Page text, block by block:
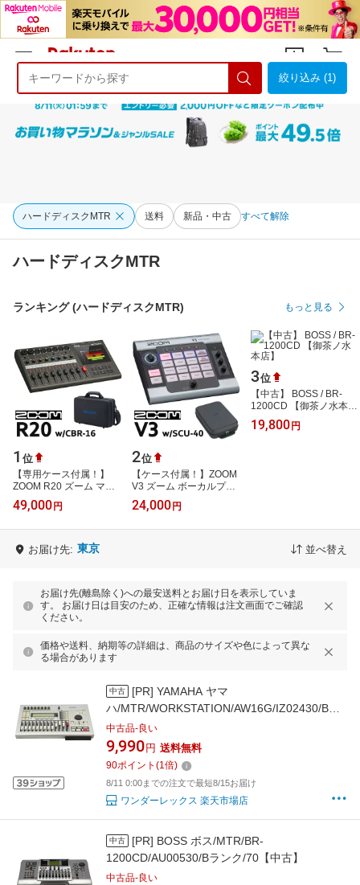
ようこそ 楽天市場へ ログイン
絞り込み (1)
ハードディスクMTR 送料 新品・中古 すべて解除
ハードディスクMTR
ランキング (ハードディスクMTR) もっと見る
1 位
【専用ケース付属！】
ZOOM R20 ズーム マル
チトラックレコーダー 専
用ケース CBR-16付属
49,000 円
2位
【ケース付属！】ZOOM
V3 ズーム ボーカルプロ
セッサ SCU-40付属 ボイ
スチェンジャー ボイスエ
24,000 円
3位
【中古】 BOSS / BR-
1200CD 【御茶ノ水本
店】
19,800 円
お届け先: 東京 並べ替え
お届け先(離島除く)への最安送料とお届け日を表示していま
す。 お届け日は目安のため、正確な情報は注文画面でご確認
ください。
価格や送料、納期等の詳細は、商品のサイズや色によって異な
る場合があります
中古 [PR] YAMAHA ヤマ
ハ/MTR/WORKSTATION/AW16G/IZ02430/Bラ
ンク/70【中古】
中古品-良い
9,990 円 送料無料
90ポイント (1倍)
8/11 0:00までの注文で最短8/15お届け
ワンダーレックス 楽天市場店
中古 [PR] BOSS ボス/MTR/BR-
1200CD/AU00530/Bランク/70【中古】
中古品-良い